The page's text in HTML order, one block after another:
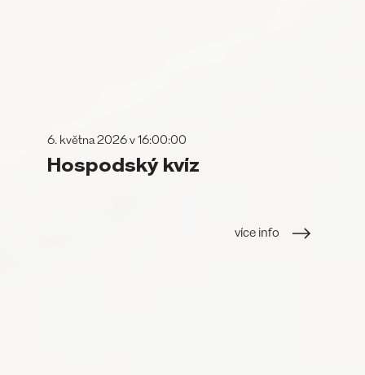
6. května 2026 v 16:00:00
Hospodský kvíz
více info